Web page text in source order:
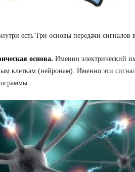
Три основы передачи сигналов в
основа. Именно электрический
клеткам (нейронам). Именно эти